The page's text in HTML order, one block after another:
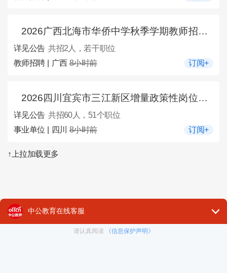
2026广西北海市华侨中学秋季学期教师招聘2人公告
详见公告 共招2人，若干职位
教师招聘 | 广西8小时前 订阅+
2026四川宜宾市三江新区增量政策性岗位招募60人公告
详见公告 共招60人，51个职位
事业单位 | 四川8小时前 订阅+
↑上拉加载更多